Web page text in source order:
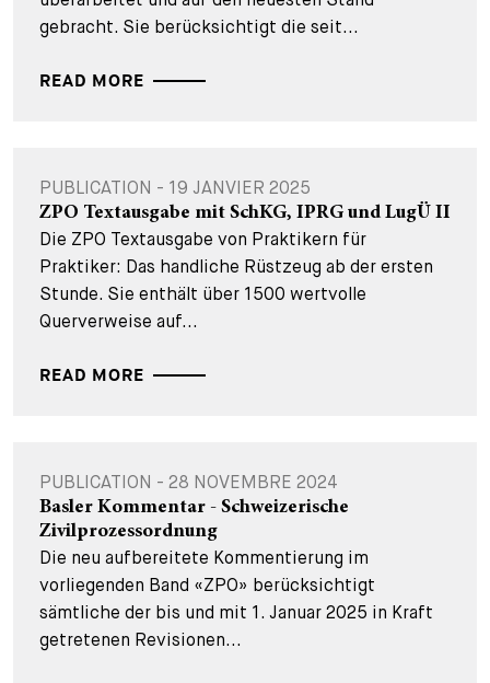
gebracht. Sie berücksichtigt die seit...
READ MORE
PUBLICATION - 19 JANVIER 2025
ZPO Textausgabe mit SchKG, IPRG und LugÜ II
Die ZPO Textausgabe von Praktikern für
Praktiker: Das handliche Rüstzeug ab der ersten
Stunde. Sie enthält über 1500 wertvolle
Querverweise auf...
READ MORE
PUBLICATION - 28 NOVEMBRE 2024
Basler Kommentar - Schweizerische
Zivilprozessordnung
Die neu aufbereitete Kommentierung im
vorliegenden Band «ZPO» berücksichtigt
sämtliche der bis und mit 1. Januar 2025 in Kraft
getretenen Revisionen...